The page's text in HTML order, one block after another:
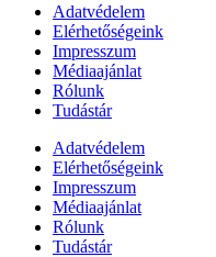
Adatvédelem
Elérhetőségeink
Impresszum
Médiaajánlat
Rólunk
Tudástár
Adatvédelem
Elérhetőségeink
Impresszum
Médiaajánlat
Rólunk
Tudástár